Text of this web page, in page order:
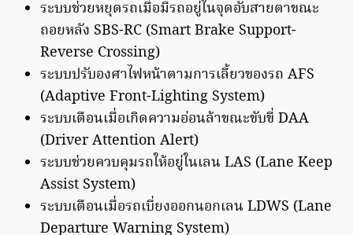
ระบบช่วยหยุดรถเมื่อมีรถอยู่ในจุดอับสายตาขณะ
ถอยหลัง SBS-RC (Smart Brake Support-
Reverse Crossing)
ระบบปรับองศาไฟหน้าตามการเลี้ยวของรถ AFS
(Adaptive Front-Lighting System)
ระบบเตือนเมื่อเกิดความอ่อนล้าขณะขับขี่ DAA
(Driver Attention Alert)
ระบบช่วยควบคุมรถให้อยู่ในเลน LAS (Lane Keep
Assist System)
ระบบเตือนเมื่อรถเบี่ยงออกนอกเลน LDWS (Lane
Departure Warning System)